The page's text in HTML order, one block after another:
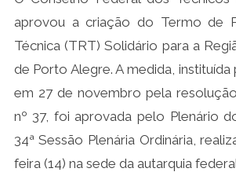
aprovou a criação do Termo de
Técnica (TRT) Solidário para a
de Porto Alegre. A medida, instituída
em 27 de novembro pela resolução
nº 37, foi aprovada pelo Plenário
34ª Sessão Plenária Ordinária,
feira (14) na sede da autarquia